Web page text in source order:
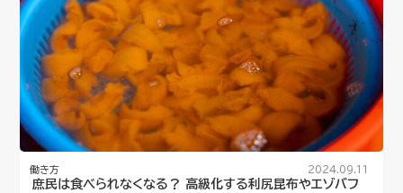
働き方 2024.09.11
庶民は食べられなくなる？ 高級化する利尻昆布やエゾバフ